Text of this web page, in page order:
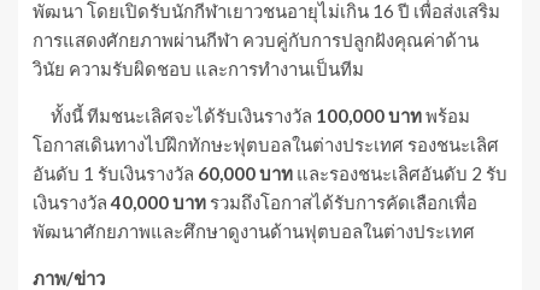
พัฒนา โดยเปิดรับนักกีฬาเยาวชนอายุไม่เกิน 16 ปี เพื่อส่งเสริม
การแสดงศักยภาพผ่านกีฬา ควบคู่กับการปลูกฝังคุณค่าด้าน
วินัย ความรับผิดชอบ และการทำงานเป็นทีม
ทั้งนี้ ทีมชนะเลิศจะได้รับเงินรางวัล 100,000 บาทพร้อม
โอกาสเดินทางไปฝึกทักษะฟุตบอลในต่างประเทศ รองชนะเลิศ
อันดับ 1 รับเงินรางวัล 60,000 บาท และรองชนะเลิศอันดับ 2 รับ
เงินรางวัล40,000 บาท รวมถึงโอกาสได้รับการคัดเลือกเพื่อ
พัฒนาศักยภาพและศึกษาดูงานด้านฟุตบอลในต่างประเทศ
ภาพ/ข่าว